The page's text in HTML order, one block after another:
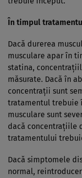
În timpul
Dacă durerea
musculare apar în
statina,
măsurate. Dacă în
concentraţii sunt
tratamentul trebuie
musculare sunt
dacă concentraţiile
tratamentului
Dacă simptomele
normal,